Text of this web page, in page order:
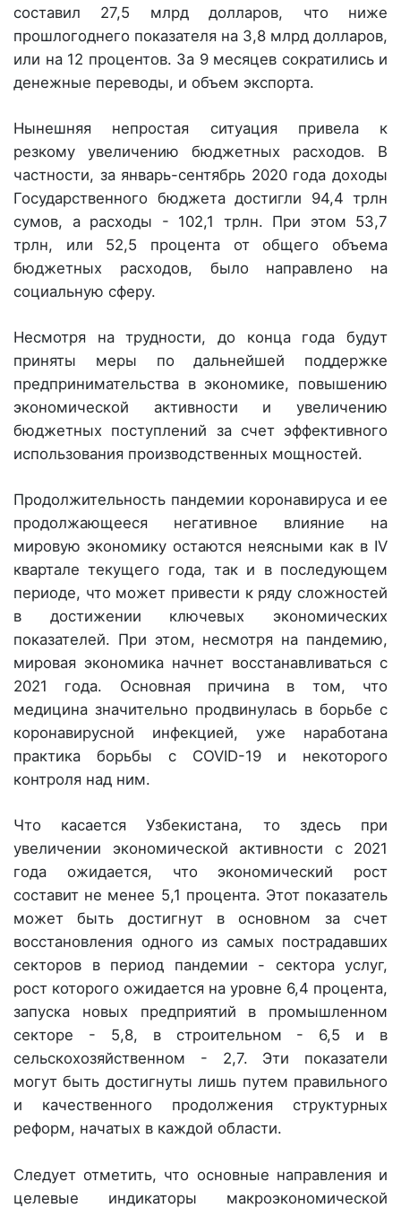
составил 27,5 млрд долларов, что ниже
прошлогоднего показателя на 3,8 млрд долларов,
или на 12 процентов. За 9 месяцев сократились и
денежные переводы, и объем экспорта.
Нынешняя непростая ситуация привела к
резкому увеличению бюджетных расходов. В
частности, за январь-сентябрь 2020 года доходы
Государственного бюджета достигли 94,4 трлн
сумов, а расходы - 102,1 трлн. При этом 53,7
трлн, или 52,5 процента от общего объема
бюджетных расходов, было направлено на
социальную сферу.
Несмотря на трудности, до конца года будут
приняты меры по дальнейшей поддержке
предпринимательства в экономике, повышению
экономической активности и увеличению
бюджетных поступлений за счет эффективного
использования производственных мощностей.
Продолжительность пандемии корона­вируса и ее
продолжающееся негативное влияние на
мировую экономику остаются неясными как в IV
квартале текущего года, так и в последующем
периоде, что может привести к ряду сложностей
в достижении ключевых экономических
показателей. При этом, несмотря на пандемию,
мировая экономика начнет восстанавливаться с
2021 года. Основная причина в том, что
медицина значительно продвинулась в борьбе с
коронавирусной инфекцией, уже наработана
практика борьбы с COVID-19 и некоторого
контроля над ним.
Что касается Узбекистана, то здесь при
увеличении экономической активности с 2021
года ожидается, что экономический рост
составит не менее 5,1 процента. Этот показатель
может быть достигнут в основном за счет
восстановления одного из самых пострадавших
секторов в период пандемии - сектора услуг,
рост которого ожидается на уровне 6,4 процента,
запуска новых предприятий в промышленном
секторе - 5,8, в строительном - 6,5 и в
сельскохозяйственном - 2,7. Эти показатели
могут быть достигнуты лишь путем правильного
и качественного продолжения структурных
реформ, начатых в каждой области.
Следует отметить, что основные направления и
целевые индикаторы макроэкономической